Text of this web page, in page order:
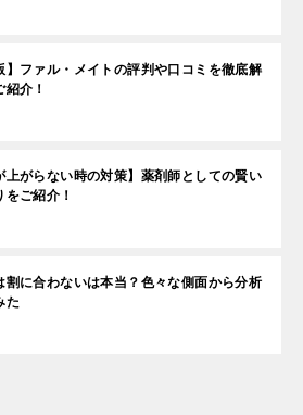
】ファル・メイトの評判や口コミを徹底解
介！
上がらない時の対策】薬剤師としての賢い
をご紹介！
割に合わないは本当？色々な側面から分析
た